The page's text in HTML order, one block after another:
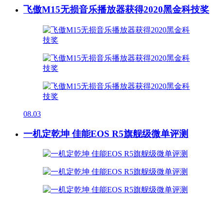
飞傲M15无损音乐播放器获得2020黑金科技奖
08.03
一机定乾坤 佳能EOS R5旗舰级微单评测